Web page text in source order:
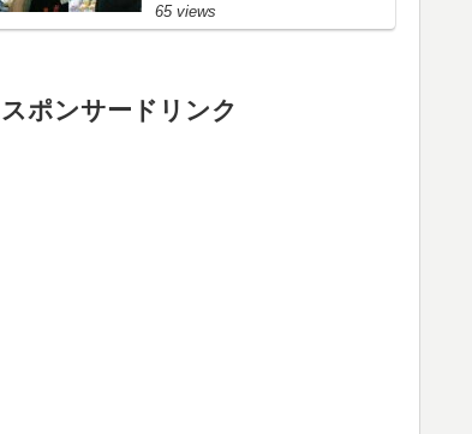
65 views
スポンサードリンク